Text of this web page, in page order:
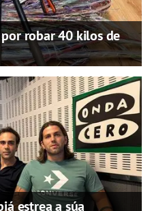
robar 40 kilos de
estrea a súa